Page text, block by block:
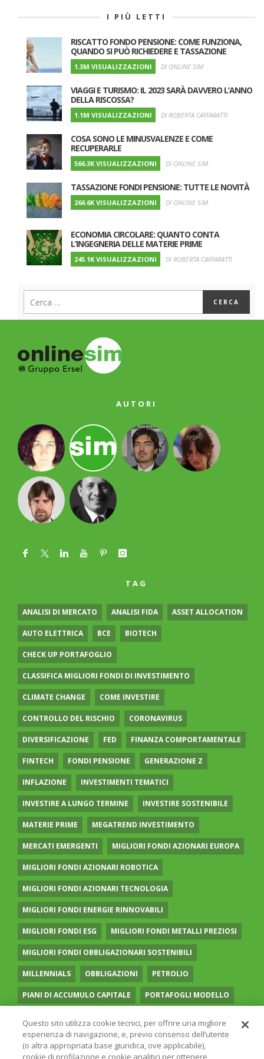
I PIÙ LETTI
RISCATTO FONDO PENSIONE: COME FUNZIONA,
QUANDO SI PUÒ RICHIEDERE E TASSAZIONE
1.3M VISUALIZZAZIONI DI ONLINE SIM
VIAGGI E TURISMO: IL 2023 SARÀ DAVVERO L’ANNO
DELLA RISCOSSA?
1.1M VISUALIZZAZIONI DI ROBERTA CAFFARATTI
COSA SONO LE MINUSVALENZE E COME
RECUPERARLE
566.3K VISUALIZZAZIONI DI ONLINE SIM
TASSAZIONE FONDI PENSIONE: TUTTE LE NOVITÀ
266.6K VISUALIZZAZIONI DI ONLINE SIM
ECONOMIA CIRCOLARE: QUANTO CONTA
L’INGEGNERIA DELLE MATERIE PRIME
245.1K VISUALIZZAZIONI DI ROBERTA CAFFARATTI
AUTORI
TAG
ANALISI DI MERCATO ANALISI FIDA ASSET ALLOCATION
AUTO ELETTRICA BCE BIOTECH
CHECK UP PORTAFOGLIO
CLASSIFICA MIGLIORI FONDI DI INVESTIMENTO
CLIMATE CHANGE COME INVESTIRE
CONTROLLO DEL RISCHIO CORONAVIRUS
DIVERSIFICAZIONE FED FINANZA COMPORTAMENTALE
FINTECH FONDI PENSIONE GENERAZIONE Z
INFLAZIONE INVESTIMENTI TEMATICI
INVESTIRE A LUNGO TERMINE INVESTIRE SOSTENIBILE
MATERIE PRIME MEGATREND INVESTIMENTO
MERCATI EMERGENTI MIGLIORI FONDI AZIONARI EUROPA
MIGLIORI FONDI AZIONARI ROBOTICA
MIGLIORI FONDI AZIONARI TECNOLOGIA
MIGLIORI FONDI ENERGIE RINNOVABILI
MIGLIORI FONDI ESG MIGLIORI FONDI METALLI PREZIOSI
MIGLIORI FONDI OBBLIGAZIONARI SOSTENIBILI
MILLENNIALS OBBLIGAZIONI PETROLIO
PIANI DI ACCUMULO CAPITALE PORTAFOGLI MODELLO
RISPARMIO GESTITO SOCIAL MEDIA STILE VALUE
Questo sito utilizza cookie tecnici, per offrire una migliore
esperienza di navigazione, e, previo consenso dell’utente
(o altra appropriata base giuridica, ove applicabile),
cookie di profilazione e cookie analitici per ottenere